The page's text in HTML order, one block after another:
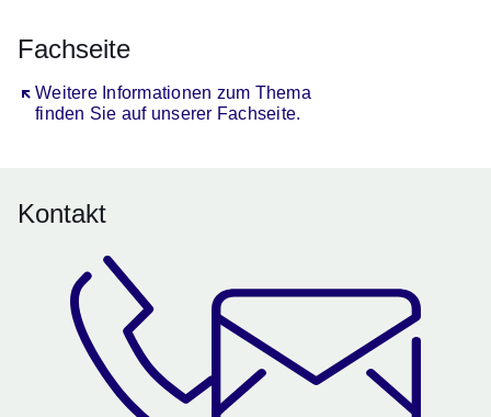
Fachseite
Weitere Informationen zum Thema
finden Sie auf unserer Fachseite.
Öffnet sich in einem neuen Fenster
Kontakt